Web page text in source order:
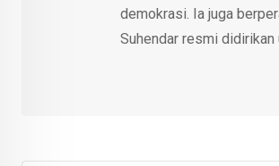
demokrasi. Ia juga
Suhendar resmi didirikan